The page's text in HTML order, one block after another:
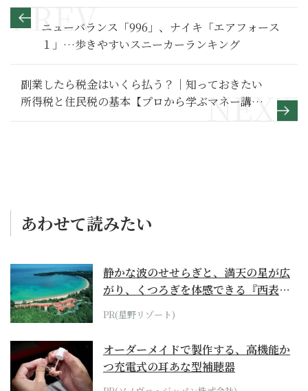
ニューバランス「996」、ナイキ「エアフォース
１」…歩きやすいスニーカーランキング
副業したら税金はいくら払う？｜知っておきたい
所得税と住民税の基本【プロから学ぶマネー講
座】
あわせて読みたい
静かな波のせせらぎと、満天の星が広
がり、くつろぎを体感できる『西表島
ホテル by...
PR(星野リゾート)
オーダーメイドで製作する、高機能か
つ充電式の耳あな型補聴器